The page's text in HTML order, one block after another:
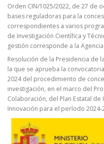
Orden CIN/1025/2022, de 27 de
bases reguladoras para la
correspondientes a varios
de Investigación Científica y
gestión corresponde a la
Resolución de la Presidencia de
la que se aprueba la
2024 del procedimiento de
investigación, en el marco del
Colaboración, del Plan Estatal de
Innovación para el período 2024-